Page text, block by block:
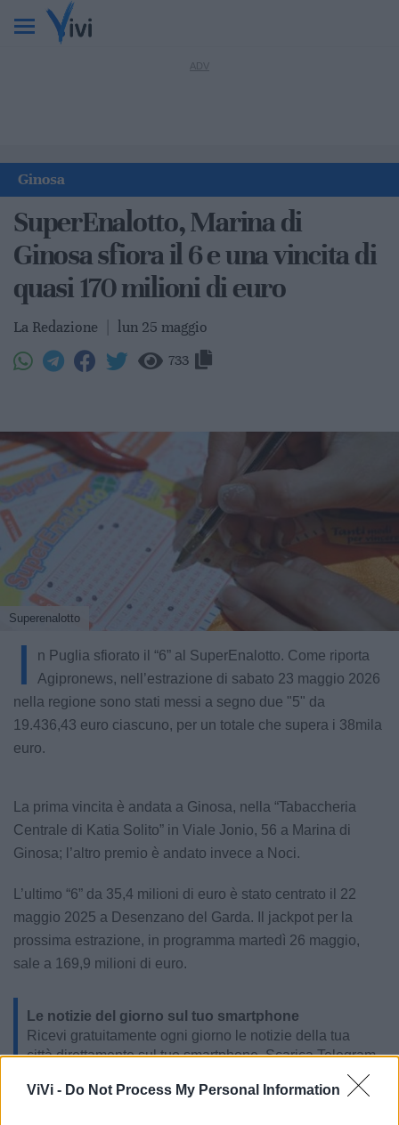
ViVi - Do Not Process My Personal Information
Ginosa
SuperEnalotto, Marina di
Ginosa sfiora il 6 e una vincita di
quasi 170 milioni di euro
La Redazione lun 25 maggio
733
Superenalotto
I
n Puglia sfiorato il “6” al SuperEnalotto. Come riporta
Agipronews, nell’estrazione di sabato 23 maggio 2026
nella regione sono stati messi a segno due "5" da
19.436,43 euro ciascuno, per un totale che supera i 38mila
euro.
La prima vincita è andata a Ginosa, nella “Tabaccheria
Centrale di Katia Solito” in Viale Jonio, 56 a Marina di
Ginosa; l’altro premio è andato invece a Noci.
L’ultimo “6” da 35,4 milioni di euro è stato centrato il 22
maggio 2025 a Desenzano del Garda. Il jackpot per la
prossima estrazione, in programma martedì 26 maggio,
sale a 169,9 milioni di euro.
Le notizie del giorno sul tuo smartphone
Ricevi gratuitamente ogni giorno le notizie della tua
città direttamente sul tuo smartphone. Scarica Telegram